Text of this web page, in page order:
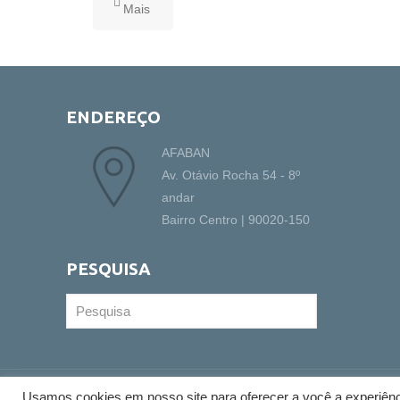
Mais
ENDEREÇO
AFABAN
Av. Otávio Rocha 54 - 8º
andar
Bairro Centro | 90020-150
PESQUISA